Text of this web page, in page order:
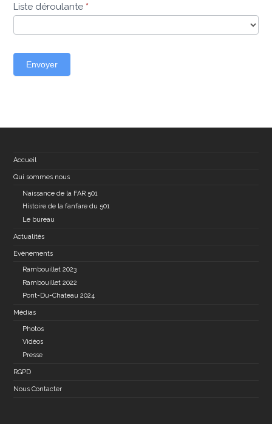
Liste déroulante*
Envoyer
Accueil
Qui sommes nous
Naissance de la FAR 501
Histoire de la fanfare du 501
Le bureau
Actualités
Evènements
Rambouillet 2023
Rambouillet 2022
Pont-Du-Chateau 2024
Médias
Photos
Vidéos
Presse
RGPD
Nous Contacter